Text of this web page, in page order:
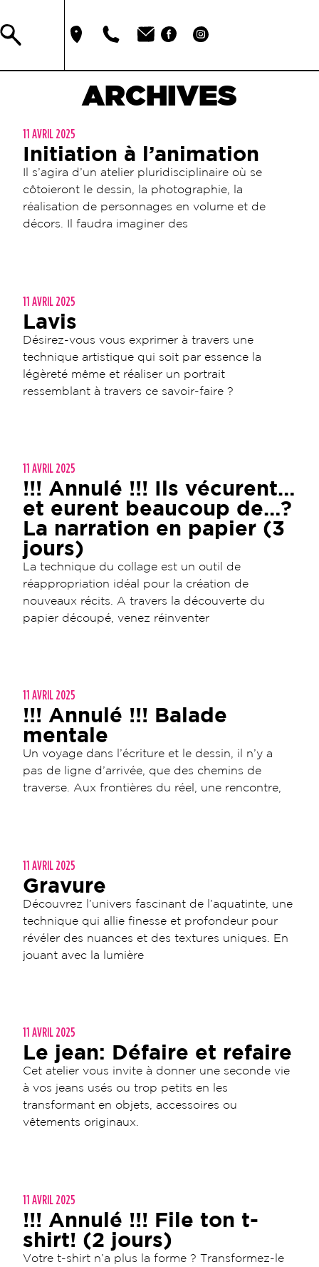
ARCHIVES
11 AVRIL 2025
Initiation à l’animation
Il s’agira d’un atelier pluridisciplinaire où se
côtoieront le dessin, la photographie, la
réalisation de personnages en volume et de
décors. Il faudra imaginer des
11 AVRIL 2025
Lavis
Désirez-vous vous exprimer à travers une
technique artistique qui soit par essence la
légèreté même et réaliser un portrait
ressemblant à travers ce savoir-faire ?
11 AVRIL 2025
!!! Annulé !!! Ils vécurent…
et eurent beaucoup de…?
La narration en papier (3
jours)
La technique du collage est un outil de
réappropriation idéal pour la création de
nouveaux récits. A travers la découverte du
papier découpé, venez réinventer
11 AVRIL 2025
!!! Annulé !!! Balade
mentale
Un voyage dans l’écriture et le dessin, il n’y a
pas de ligne d’arrivée, que des chemins de
traverse. Aux frontières du réel, une rencontre,
11 AVRIL 2025
Gravure
Découvrez l’univers fascinant de l’aquatinte, une
technique qui allie finesse et profondeur pour
révéler des nuances et des textures uniques. En
jouant avec la lumière
11 AVRIL 2025
Le jean: Défaire et refaire
Cet atelier vous invite à donner une seconde vie
à vos jeans usés ou trop petits en les
transformant en objets, accessoires ou
vêtements originaux.
11 AVRIL 2025
!!! Annulé !!! File ton t-
shirt! (2 jours)
Votre t-shirt n’a plus la forme ? Transformez-le